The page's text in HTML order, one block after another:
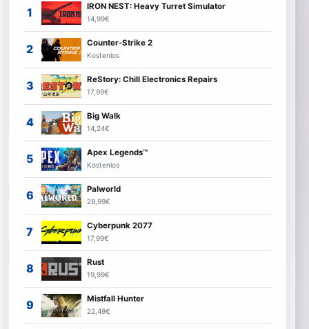
IRON NEST: Heavy Turret Simulator
14,99€
Counter-Strike 2
Kostenlos
ReStory: Chill Electronics Repairs
17,99€
Big Walk
14,24€
Apex Legends™
Kostenlos
Palworld
28,99€
Cyberpunk 2077
17,99€
Rust
19,99€
Mistfall Hunter
22,49€